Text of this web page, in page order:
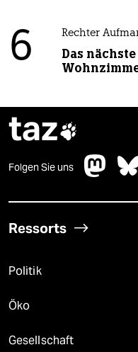
6 Rechter
Das
taz
Folgen Sie uns
Ressorts
Politik
Öko
Gesellschaft